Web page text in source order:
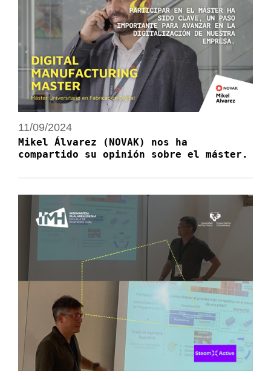
11/09/2024
Mikel Álvarez (NOVAK) nos ha
compartido su opinión sobre el máster.